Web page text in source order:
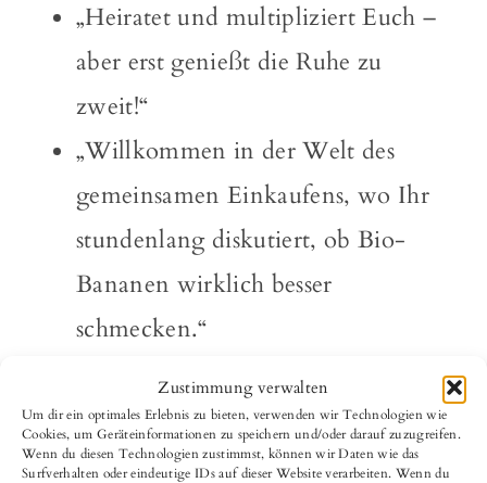
Zustimmung verwalten
Um dir ein optimales Erlebnis zu bieten, verwenden wir Technologien wie
Cookies, um Geräteinformationen zu speichern und/oder darauf zuzugreifen.
Wenn du diesen Technologien zustimmst, können wir Daten wie das
Surfverhalten oder eindeutige IDs auf dieser Website verarbeiten. Wenn du
„Heiratet und multipliziert Euch –
aber erst genießt die Ruhe zu
zweit!“
„Willkommen in der Welt des
gemeinsamen Einkaufens, wo Ihr
stundenlang diskutiert, ob Bio-
Bananen wirklich besser
schmecken.“
12. Januar 2025 | lustige Hochzeitssprüche
Kommentare